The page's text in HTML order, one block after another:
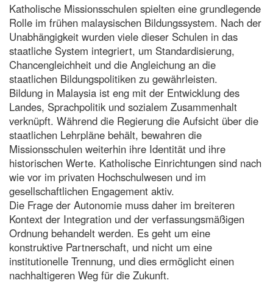
Katholische Missionsschulen spielten eine grundlegende
Rolle im frühen malaysischen Bildungssystem. Nach der
Unabhängigkeit wurden viele dieser Schulen in das
staatliche System integriert, um Standardisierung,
Chancengleichheit und die Angleichung an die
staatlichen Bildungspolitiken zu gewährleisten.
Bildung in Malaysia ist eng mit der Entwicklung des
Landes, Sprachpolitik und sozialem Zusammenhalt
verknüpft. Während die Regierung die Aufsicht über die
staatlichen Lehrpläne behält, bewahren die
Missionsschulen weiterhin ihre Identität und ihre
historischen Werte. Katholische Einrichtungen sind nach
wie vor im privaten Hochschulwesen und im
gesellschaftlichen Engagement aktiv.
Die Frage der Autonomie muss daher im breiteren
Kontext der Integration und der verfassungsmäßigen
Ordnung behandelt werden. Es geht um eine
konstruktive Partnerschaft, und nicht um eine
institutionelle Trennung, und dies ermöglicht einen
nachhaltigeren Weg für die Zukunft.